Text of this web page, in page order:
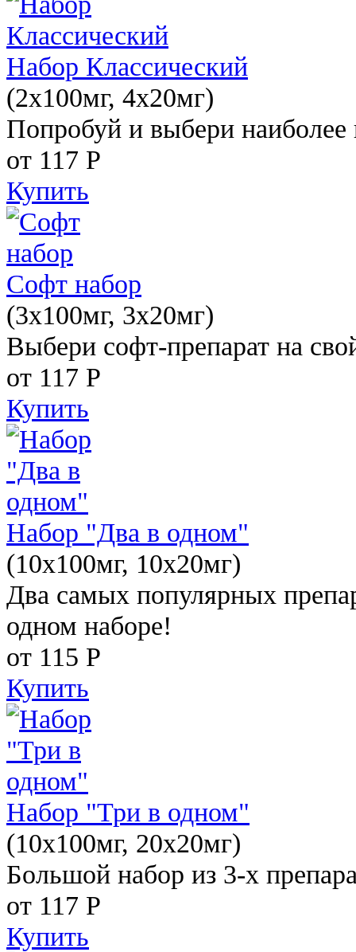
Набор Классический
(2x100мг, 4x20мг)
Попробуй и выбери наиболее
от 117 Р
Купить
Софт набор
(3x100мг, 3x20мг)
Выбери софт-препарат на
от 117 Р
Купить
Набор "Два в одном"
(10x100мг, 10x20мг)
Два самых популярных
одном наборе!
от 115 Р
Купить
Набор "Три в одном"
(10x100мг, 20x20мг)
Большой набор из 3-х
от 117 Р
Купить